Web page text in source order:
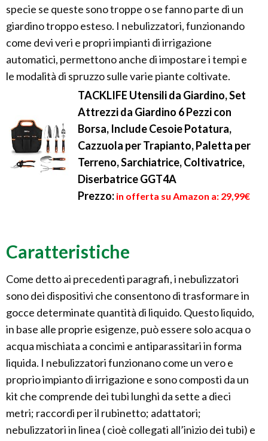
specie se queste sono troppe o se fanno parte di un
giardino troppo esteso. I nebulizzatori, funzionando
come devi veri e propri impianti di irrigazione
automatici, permettono anche di impostare i tempi e
le modalità di spruzzo sulle varie piante coltivate.
TACKLIFE Utensili da Giardino, Set
Attrezzi da Giardino 6 Pezzi con
Borsa, Include Cesoie Potatura,
Cazzuola per Trapianto, Paletta per
Terreno, Sarchiatrice, Coltivatrice,
Diserbatrice GGT4A
Prezzo: in offerta su Amazon a: 29,99€
Caratteristiche
Come detto ai precedenti paragrafi, i nebulizzatori
sono dei dispositivi che consentono di trasformare in
gocce determinate quantità di liquido. Questo liquido,
in base alle proprie esigenze, può essere solo acqua o
acqua mischiata a concimi e antiparassitari in forma
liquida. I nebulizzatori funzionano come un vero e
proprio impianto di irrigazione e sono composti da un
kit che comprende dei tubi lunghi da sette a dieci
metri; raccordi per il rubinetto; adattatori;
nebulizzatori in linea ( cioè collegati all’inizio dei tubi) e